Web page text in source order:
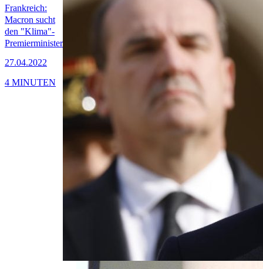
Frankreich:
Macron sucht
den "Klima"-
Premierminister
27.04.2022
4 MINUTEN